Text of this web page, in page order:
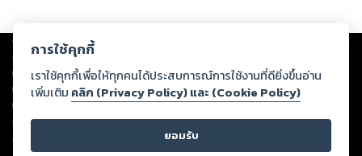
Copyright © 2026
ต่อผลงานหรือเนื้อหาใดที่อัปโหลดผ่านเว็บไซต์และปรากฏว่าละเมิดสิทธิใน
ทรัพย์สินทางปัญญาของบุคคลอื่นหรือขัดต่อกฎหมายและศีลธรรม ดังนั้น ผู้อ่าน
ทุกท่านโปรดใช้วิจารณญาณในการกลั่นกรองด้วยตนเอง และหากท่านพบว่าส่วน
หนึ่งส่วนใดขัดต่อกฎหมายและศีลธรรม กรุณาแจ้งมายังบริษัท เพื่อทีมงานจะได้
ดำเนินการในทันที ทั้งนี้ ทางสตอรี่ล็อกขอสงวนลิขสิทธิ์ตามพระราชบัญญัติ
ลิขสิทธิ์ พ.ศ. 2537 (ฉบับล่าสุด)
การใช้คุกกี้
เราใช้คุกกี้เพื่อให้ทุกคนได้ประสบการณ์การใช้งานที่ดียิ่งขึ้นอ่าน
เพิ่มเติม คลิก (Privacy Policy) และ (Cookie Policy)
ยอมรับ